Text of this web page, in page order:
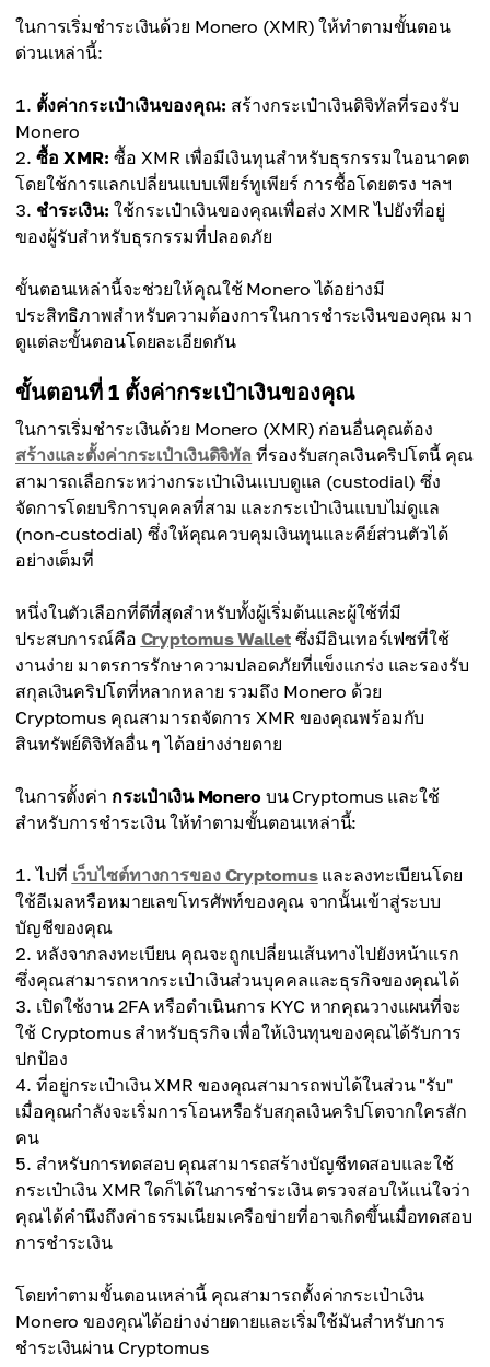
ในการเริ่มชำระเงินด้วย Monero (XMR) ให้ทำตามขั้นตอน
ด่วนเหล่านี้:
ตั้งค่ากระเป๋าเงินของคุณ: สร้างกระเป๋าเงินดิจิทัลที่รองรับ
Monero
ซื้อ XMR: ซื้อ XMR เพื่อมีเงินทุนสำหรับธุรกรรมในอนาคต
โดยใช้การแลกเปลี่ยนแบบเพียร์ทูเพียร์ การซื้อโดยตรง ฯลฯ
ชำระเงิน: ใช้กระเป๋าเงินของคุณเพื่อส่ง XMR ไปยังที่อยู่
ของผู้รับสำหรับธุรกรรมที่ปลอดภัย
ขั้นตอนเหล่านี้จะช่วยให้คุณใช้ Monero ได้อย่างมี
ประสิทธิภาพสำหรับความต้องการในการชำระเงินของคุณ มา
ดูแต่ละขั้นตอนโดยละเอียดกัน
ขั้นตอนที่ 1 ตั้งค่ากระเป๋าเงินของคุณ
ในการเริ่มชำระเงินด้วย Monero (XMR) ก่อนอื่นคุณต้อง
สร้างและตั้งค่ากระเป๋าเงินดิจิทัล ที่รองรับสกุลเงินคริปโตนี้ คุณ
สามารถเลือกระหว่างกระเป๋าเงินแบบดูแล (custodial) ซึ่ง
จัดการโดยบริการบุคคลที่สาม และกระเป๋าเงินแบบไม่ดูแล
(non-custodial) ซึ่งให้คุณควบคุมเงินทุนและคีย์ส่วนตัวได้
อย่างเต็มที่
หนึ่งในตัวเลือกที่ดีที่สุดสำหรับทั้งผู้เริ่มต้นและผู้ใช้ที่มี
ประสบการณ์คือ Cryptomus Walletซึ่งมีอินเทอร์เฟซที่ใช้
งานง่าย มาตรการรักษาความปลอดภัยที่แข็งแกร่ง และรองรับ
สกุลเงินคริปโตที่หลากหลาย รวมถึง Monero ด้วย
Cryptomus คุณสามารถจัดการ XMR ของคุณพร้อมกับ
สินทรัพย์ดิจิทัลอื่น ๆ ได้อย่างง่ายดาย
ในการตั้งค่า กระเป๋าเงิน Moneroบน Cryptomus และใช้
สำหรับการชำระเงิน ให้ทำตามขั้นตอนเหล่านี้:
ไปที่ เว็บไซต์ทางการของ Cryptomusและลงทะเบียนโดย
ใช้อีเมลหรือหมายเลขโทรศัพท์ของคุณ จากนั้นเข้าสู่ระบบ
บัญชีของคุณ
หลังจากลงทะเบียน คุณจะถูกเปลี่ยนเส้นทางไปยังหน้าแรก
ซึ่งคุณสามารถหากระเป๋าเงินส่วนบุคคลและธุรกิจของคุณได้
เปิดใช้งาน 2FA หรือดำเนินการ KYC หากคุณวางแผนที่จะ
ใช้ Cryptomus สำหรับธุรกิจ เพื่อให้เงินทุนของคุณได้รับการ
ปกป้อง
ที่อยู่กระเป๋าเงิน XMR ของคุณสามารถพบได้ในส่วน "รับ"
เมื่อคุณกำลังจะเริ่มการโอนหรือรับสกุลเงินคริปโตจากใครสัก
คน
สำหรับการทดสอบ คุณสามารถสร้างบัญชีทดสอบและใช้
กระเป๋าเงิน XMR ใดก็ได้ในการชำระเงิน ตรวจสอบให้แน่ใจว่า
คุณได้คำนึงถึงค่าธรรมเนียมเครือข่ายที่อาจเกิดขึ้นเมื่อทดสอบ
การชำระเงิน
โดยทำตามขั้นตอนเหล่านี้ คุณสามารถตั้งค่ากระเป๋าเงิน
Monero ของคุณได้อย่างง่ายดายและเริ่มใช้มันสำหรับการ
ชำระเงินผ่าน Cryptomus